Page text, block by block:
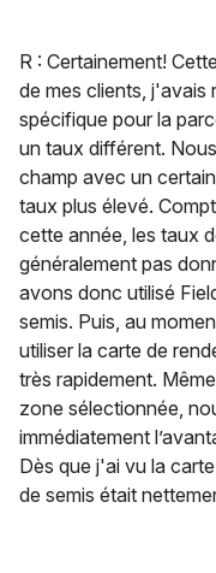
R : Certainement!
de mes clients, j'avais
spécifique pour la
un taux différent.
champ avec un
taux plus élevé.
cette année, les taux
généralement pas
avons donc utilisé
semis. Puis, au
utiliser la carte de
très rapidement.
zone sélectionnée,
immédiatement
Dès que j'ai vu la
de semis était